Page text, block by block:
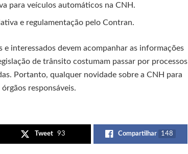
para veículos automáticos na CNH.
e regulamentação pelo Contran.
interessados devem acompanhar as informações
de trânsito costumam passar por processos
Portanto, qualquer novidade sobre a CNH para
responsáveis.
Tweet 93 Compartilhar 148